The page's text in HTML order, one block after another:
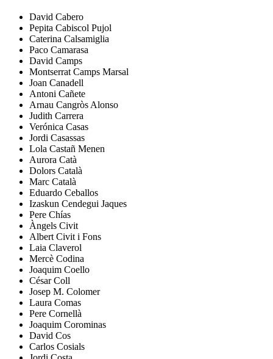
David Cabero
Pepita Cabiscol Pujol
Caterina Calsamiglia
Paco Camarasa
David Camps
Montserrat Camps Marsal
Joan Canadell
Antoni Cañete
Arnau Cangròs Alonso
Judith Carrera
Verónica Casas
Jordi Casassas
Lola Castañ Menen
Aurora Catà
Dolors Català
Marc Català
Eduardo Ceballos
Izaskun Cendegui Jaques
Pere Chías
Àngels Civit
Albert Civit i Fons
Laia Claverol
Mercè Codina
Joaquim Coello
César Coll
Josep M. Colomer
Laura Comas
Pere Cornellà
Joaquim Corominas
David Cos
Carlos Cosials